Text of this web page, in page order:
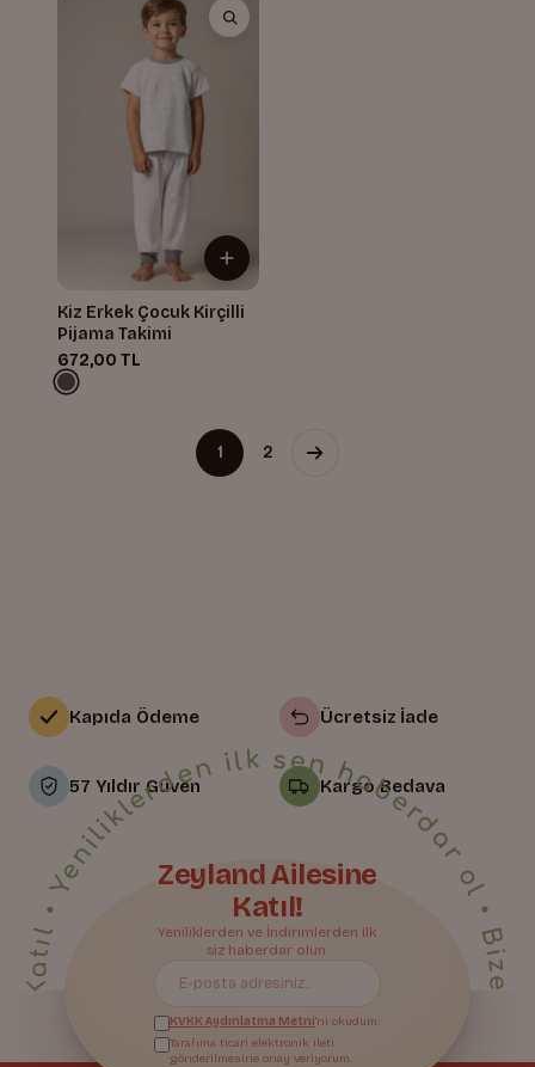
Kiz Erkek Çocuk Kirçilli
Pijama Takimi
672,00 TL
1 2
Kapıda Ödeme
57 Yıldır Güven
Ücretsiz İade
Kargo Bedava
Bize Katıl• Yeniliklerden ilk sen haberdar ol • Bize Katıl • Yeniliklerden ilk sen haberdar ol • Bize Katıl • Yeniliklerden ilk sen haberdar ol • Bize Katıl • Yeniliklerden ilk sen haberdar ol • Bize Katıl • Yeniliklerden ilk sen haberdar ol • Bize Katıl • Yeniliklerden ilk sen haberdar ol • Bize Katıl • Yeniliklerden ilk sen haberdar ol • Bize Katıl • Yeniliklerden ilk sen haberdar ol • Bize Katıl • Yeniliklerden ilk sen haberdar ol • Bize Katıl • Yeniliklerden ilk sen haberdar ol • Bize Katıl • Yeniliklerden ilk sen haberdar ol • Bize Katıl • Yeniliklerden ilk sen haberdar ol • Bize Katıl • Yeniliklerden ilk sen haberdar ol • Bize Katıl • Yeniliklerden ilk sen haberdar ol • Bize Katıl • Yeniliklerden ilk sen haberdar ol •
Zeyland Ailesine
Katıl!
Yeniliklerden ve İndirimlerden ilk
siz haberdar olun.
KVKK Aydınlatma Metni'ni okudum.
Tarafıma ticari elektronik ileti
gönderilmesine onay veriyorum.